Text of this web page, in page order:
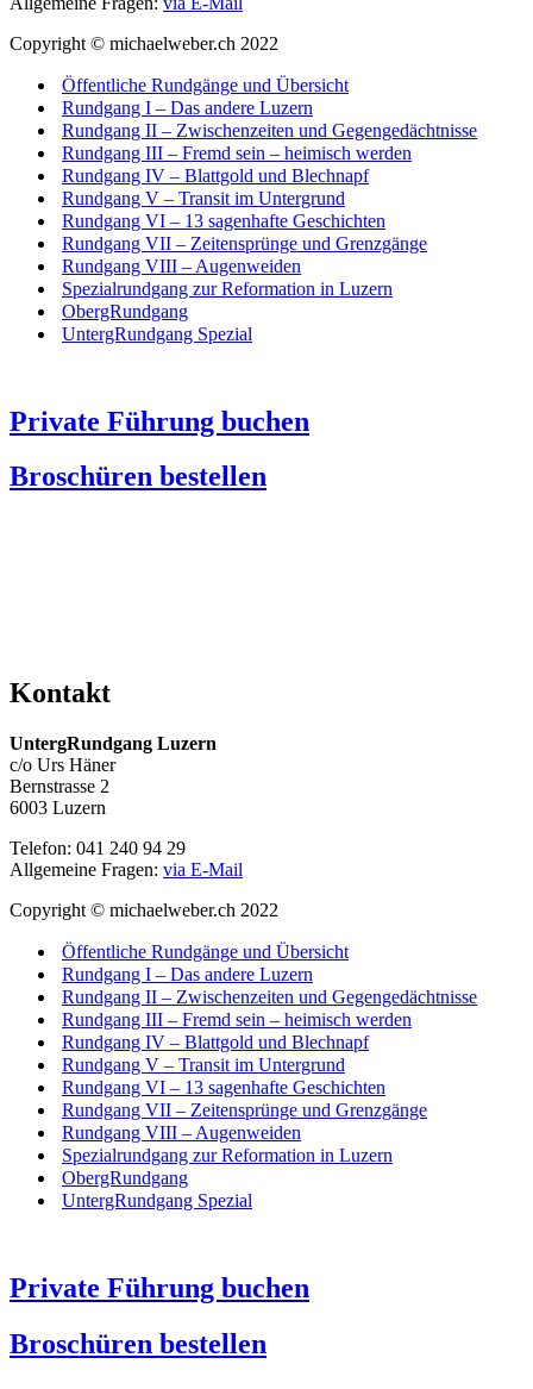
Copyright © michaelweber.ch 2022
Öffentliche Rundgänge und Übersicht
Rundgang I – Das andere Luzern
Rundgang II – Zwischenzeiten und Gegengedächtnisse
Rundgang III – Fremd sein – heimisch werden
Rundgang IV – Blattgold und Blechnapf
Rundgang V – Transit im Untergrund
Rundgang VI – 13 sagenhafte Geschichten
Rundgang VII – Zeitensprünge und Grenzgänge
Rundgang VIII – Augenweiden
Spezialrundgang zur Reformation in Luzern
ObergRundgang
UntergRundgang Spezial
Private Führung buchen
Broschüren bestellen
Kontakt
UntergRundgang Luzern
c/o Urs Häner
Bernstrasse 2
6003 Luzern
Telefon: 041 240 94 29
Allgemeine Fragen: via E-Mail
Copyright © michaelweber.ch 2022
Öffentliche Rundgänge und Übersicht
Rundgang I – Das andere Luzern
Rundgang II – Zwischenzeiten und Gegengedächtnisse
Rundgang III – Fremd sein – heimisch werden
Rundgang IV – Blattgold und Blechnapf
Rundgang V – Transit im Untergrund
Rundgang VI – 13 sagenhafte Geschichten
Rundgang VII – Zeitensprünge und Grenzgänge
Rundgang VIII – Augenweiden
Spezialrundgang zur Reformation in Luzern
ObergRundgang
UntergRundgang Spezial
Private Führung buchen
Broschüren bestellen